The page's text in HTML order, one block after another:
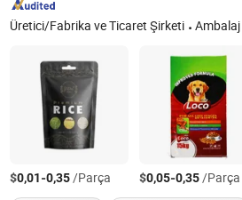
Üretici/Fabrika ve Ticaret Şirketi Ambalaj Torbası, Alışveriş Torbası, PP Dokuma Torbası, Mylar Torbası,
$0,01-0,35/Parça $0,05-0,35/Parça